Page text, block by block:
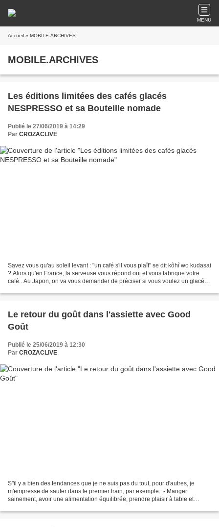
MENU
Accueil » MOBILE.ARCHIVES
MOBILE.ARCHIVES
Les éditions limitées des cafés glacés
NESPRESSO et sa Bouteille nomade
Publié le 27/06/2019 à 14:29
Par CROZACLIVE
Savez vous qu'au soleil levant : "un café s'il vous plaît" se dit kôhî wo kudasai
? Alors qu'en France, la serveuse vous répond oui et vous fabrique votre
café.. Au Japon, on va vous demander de préciser si vous voulez un glacé
Le retour du goût dans l'assiette avec Good
Goût
Publié le 25/06/2019 à 12:30
Par CROZACLIVE
S"il y a bien des tendances que je ne suis pas du tout, pour d'autres, je
m'empresse de sauter dans le premier train, par exemple : - Manger
sainement, avoir une alimentation équilibrée, prendre plaisir à table et